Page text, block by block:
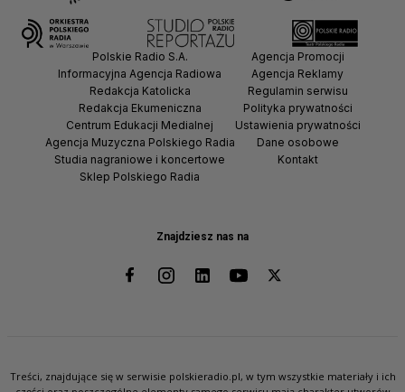
Znajdziesz nas na
Polskie Radio S.A.
Informacyjna Agencja Radiowa
Redakcja Katolicka
Redakcja Ekumeniczna
Centrum Edukacji Medialnej
Agencja Muzyczna Polskiego Radia
Studia nagraniowe i koncertowe
Sklep Polskiego Radia
Agencja Promocji
Agencja Reklamy
Regulamin serwisu
Polityka prywatności
Ustawienia prywatności
Dane osobowe
Kontakt
Treści, znajdujące się w serwisie polskieradio.pl, w tym wszystkie materiały i ich